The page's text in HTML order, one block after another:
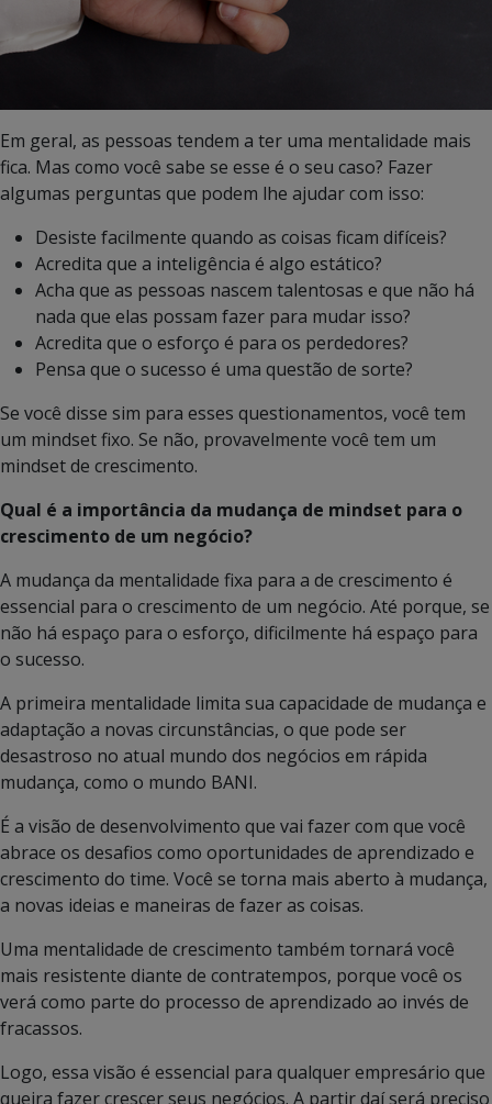
Em geral, as pessoas tendem a ter uma mentalidade mais
fica. Mas como você sabe se esse é o seu caso? Fazer
algumas perguntas que podem lhe ajudar com isso:
Desiste facilmente quando as coisas ficam difíceis?
Acredita que a inteligência é algo estático?
Acha que as pessoas nascem talentosas e que não há
nada que elas possam fazer para mudar isso?
Acredita que o esforço é para os perdedores?
Pensa que o sucesso é uma questão de sorte?
Se você disse sim para esses questionamentos, você tem
um mindset fixo. Se não, provavelmente você tem um
mindset de crescimento.
Qual é a importância da mudança de mindset para o
crescimento de um negócio?
A mudança da mentalidade fixa para a de crescimento é
essencial para o crescimento de um negócio. Até porque, se
não há espaço para o esforço, dificilmente há espaço para
o sucesso.
A primeira mentalidade limita sua capacidade de mudança e
adaptação a novas circunstâncias, o que pode ser
desastroso no atual mundo dos negócios em rápida
mudança, como o mundo BANI.
É a visão de desenvolvimento que vai fazer com que você
abrace os desafios como oportunidades de aprendizado e
crescimento do time. Você se torna mais aberto à mudança,
a novas ideias e maneiras de fazer as coisas.
Uma mentalidade de crescimento também tornará você
mais resistente diante de contratempos, porque você os
verá como parte do processo de aprendizado ao invés de
fracassos.
Logo, essa visão é essencial para qualquer empresário que
queira fazer crescer seus negócios. A partir daí será preciso